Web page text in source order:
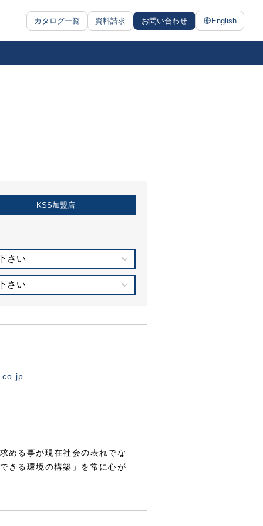
カタログ一覧 資料請求 お問い合わせ English
KSS加盟店
さい
さい
める事が現在社会の表れでな
きる環境の構築」を常に心が